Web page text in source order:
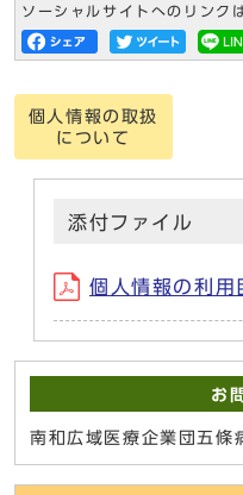
ソーシャルサイトへのリンク
個人情報の取扱
について
添付ファイル
個人情報の利用
お
南和広域医療企業団五條